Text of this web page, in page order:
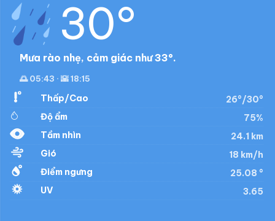
30°
Mưa rào nhẹ, cảm giác như 33°.
🌅 05:43 · 🌇 18:15
Thấp/Cao
26°/30°
Độ ẩm
75%
Tầm nhìn
24.1 km
Gió
18 km/h
Điểm ngưng
25.08 °
UV
3.65